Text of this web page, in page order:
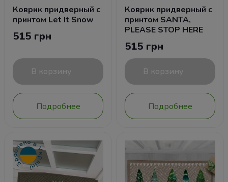
Коврик придверный с
принтом Let It Snow
515 грн
В корзину
Подробнее
Коврик придверный с
принтом SANTA,
PLEASE STOP HERE
515 грн
В корзину
Подробнее